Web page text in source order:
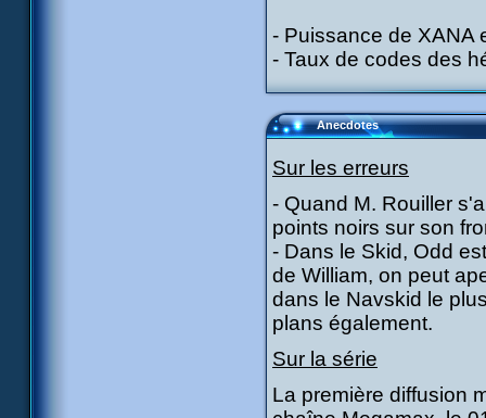
- Puissance de XANA
- Taux de codes des
Anecdotes
Sur les erreurs
- Quand M. Rouiller
points noirs sur son
- Dans le Skid, Odd
de William, on peut
dans le Navskid le
plans également.
Sur la série
La première diffusion